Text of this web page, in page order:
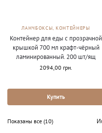
ЛАНЧБОКСЫ, КОНТЕЙНЕРЫ
Контейнер для еды с прозрачной
крышкой 700 мл крафт-чёрный
ламинированный. 200 шт/ящ
2094,00 грн.
Купить
Показаны все (10)